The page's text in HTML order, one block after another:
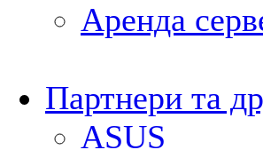
Аренда
Партнери та
ASUS